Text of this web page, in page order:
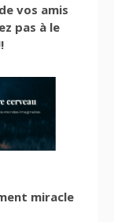
vos amis
pas à le
miracle